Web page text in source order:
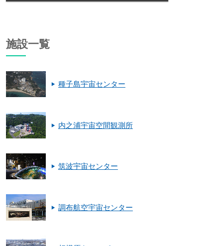
施設一覧
種子島宇宙センター
内之浦宇宙空間観測所
筑波宇宙センター
調布航空宇宙センター